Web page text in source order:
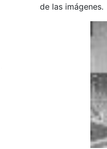
de las imágenes.